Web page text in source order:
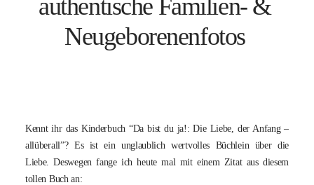
authentische Familien- &
Neugeborenenfotos
Kennt ihr das Kinderbuch “Da bist du ja!: Die Liebe, der Anfang –
allüberall”? Es ist ein unglaublich wertvolles Büchlein über die
Liebe. Deswegen fange ich heute mal mit einem Zitat aus diesem
tollen Buch an:
BLOG